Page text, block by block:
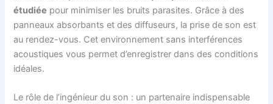
étudiée pour minimiser les bruits parasites. Grâce à des
panneaux absorbants et des diffuseurs, la prise de son est
au rendez-vous. Cet environnement sans interférences
acoustiques vous permet d’enregistrer dans des conditions
idéales.
Le rôle de l’ingénieur du son : un partenaire indispensable